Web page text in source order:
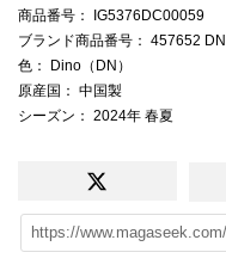
商品番号 ： IG5376DC00059
ブランド商品番号 ： 457652 DN
色 ： Dino（DN）
原産国 ： 中国製
シーズン ： 2024年 春夏